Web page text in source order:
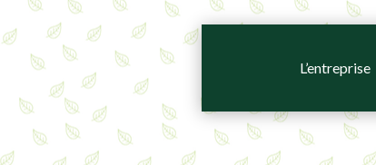
L’entreprise